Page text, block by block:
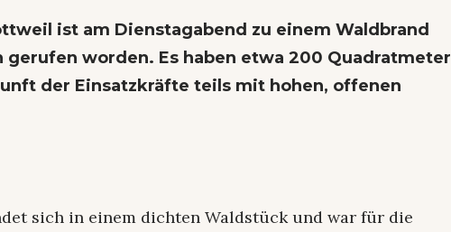
ist am Dienstagabend zu einem Waldbrand
gerufen worden. Es haben etwa 200 Quadratmeter
der Einsatzkräfte teils mit hohen, offenen
sich in einem dichten Waldstück und war für die